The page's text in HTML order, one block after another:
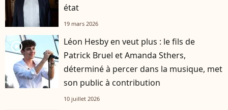
état
19 mars 2026
player2
Léon Hesby en veut plus : le fils de
Patrick Bruel et Amanda Sthers,
déterminé à percer dans la musique, met
son public à contribution
10 juillet 2026